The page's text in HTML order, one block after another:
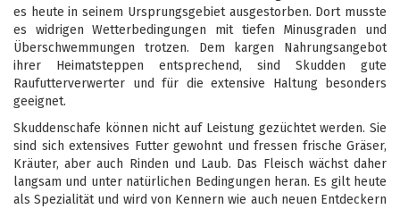
es heute in seinem Ursprungsgebiet ausgestorben. Dort musste
es widrigen Wetterbedingungen mit tiefen Minusgraden und
Überschwemmungen trotzen. Dem kargen Nahrungsangebot
ihrer Heimatsteppen entsprechend, sind Skudden gute
Raufutterverwerter und für die extensive Haltung besonders
geeignet.
Skuddenschafe können nicht auf Leistung gezüchtet werden. Sie
sind sich extensives Futter gewohnt und fressen frische Gräser,
Kräuter, aber auch Rinden und Laub. Das Fleisch wächst daher
langsam und unter natürlichen Bedingungen heran. Es gilt heute
als Spezialität und wird von Kennern wie auch neuen Entdeckern